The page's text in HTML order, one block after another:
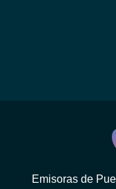
Emisoras de